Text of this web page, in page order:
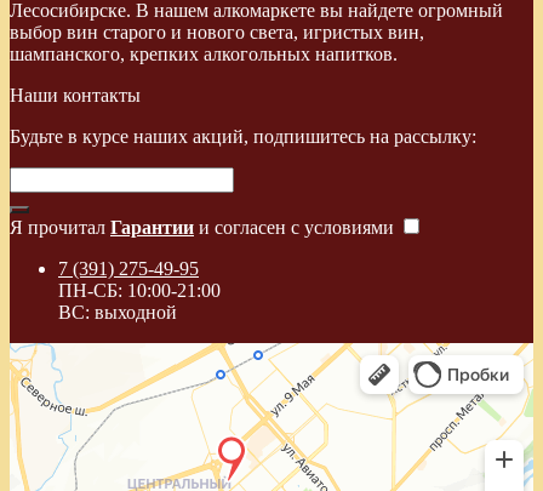
Лесосибирске. В нашем алкомаркете вы найдете огромный
выбор вин старого и нового света, игристых вин,
шампанского, крепких алкогольных напитков.
Наши контакты
Будьте в курсе наших акций, подпишитесь на рассылку:
Я прочитал Гарантии и согласен с условиями
7 (391) 275-49-95
ПН-СБ: 10:00-21:00
ВС: выходной